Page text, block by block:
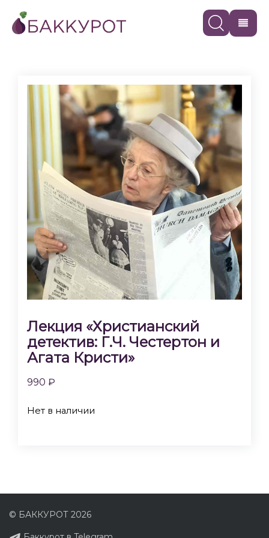
Лекция «Христианский
детектив: Г.Ч. Честертон и
Агата Кристи»
990 ₽
Нет в наличии
© БАККУРОТ 2026